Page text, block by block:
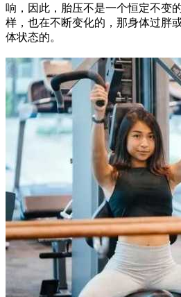
响，因此，胎压不是一个恒定不变
样，也在不断变化的，那身体过胖
体状态的。